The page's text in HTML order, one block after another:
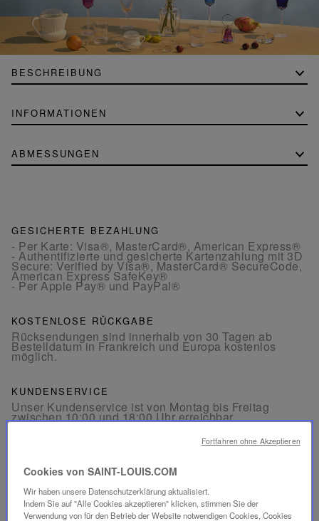
BESCHREIBUNG
INFORMATIONEN
ABMESSUNGEN
GESICHERTE BEZAHLUNG
- Per Karte: Visa®, MasterCard®, American Express®
- Authentifizierte und gesicherte Kartenzahlung mit 3D
Secure: Verified by Visa®, MasterCard® SecureCode,
American Express SafeKey®
- Per Apple Pay® und PayPal®
KOSTENLOSE RÜCKGABE
Rücksendungen sind innerhalb von 30 Tagen ab
Bestelldatum in Frankreich und Europa kostenlos
möglich.
KUNDENSERVICE
Unser Kundenservice ist von Montag bis Freitag
zwischen 10:00 und 18:00 Uhr erreichbar.
Telefon:+33 1 49 42 42 63
Cookies von SAINT-LOUIS.COM
Wir haben unsere Datenschutzerklärung aktualisiert.
Indem Sie auf "Alle Cookies akzeptieren" klicken, stimmen Sie der
Verwendung von für den Betrieb der Website notwendigen Cookies, Cookies
Fortfahren ohne Akzeptieren